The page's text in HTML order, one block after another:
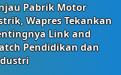
Pabrik Motor
Wapres Tekankan
Link and
Pendidikan dan